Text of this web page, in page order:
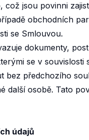
což jsou povinni
obchodních
se Smlouvou.
dokumenty,
se v souvislosti
bez předchozího
další osobě. Tato
údajů